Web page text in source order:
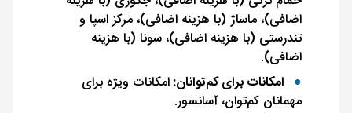
اضافی)، ماساژ (با هزینه اضافی)، مرکز اسپا و
تندرستی (با هزینه اضافی)، سونا (با هزینه
اضافی).
امکانات برای کم‌توانان:امکانات ویژه برای
مهمانان کم‌توان، آسانسور.